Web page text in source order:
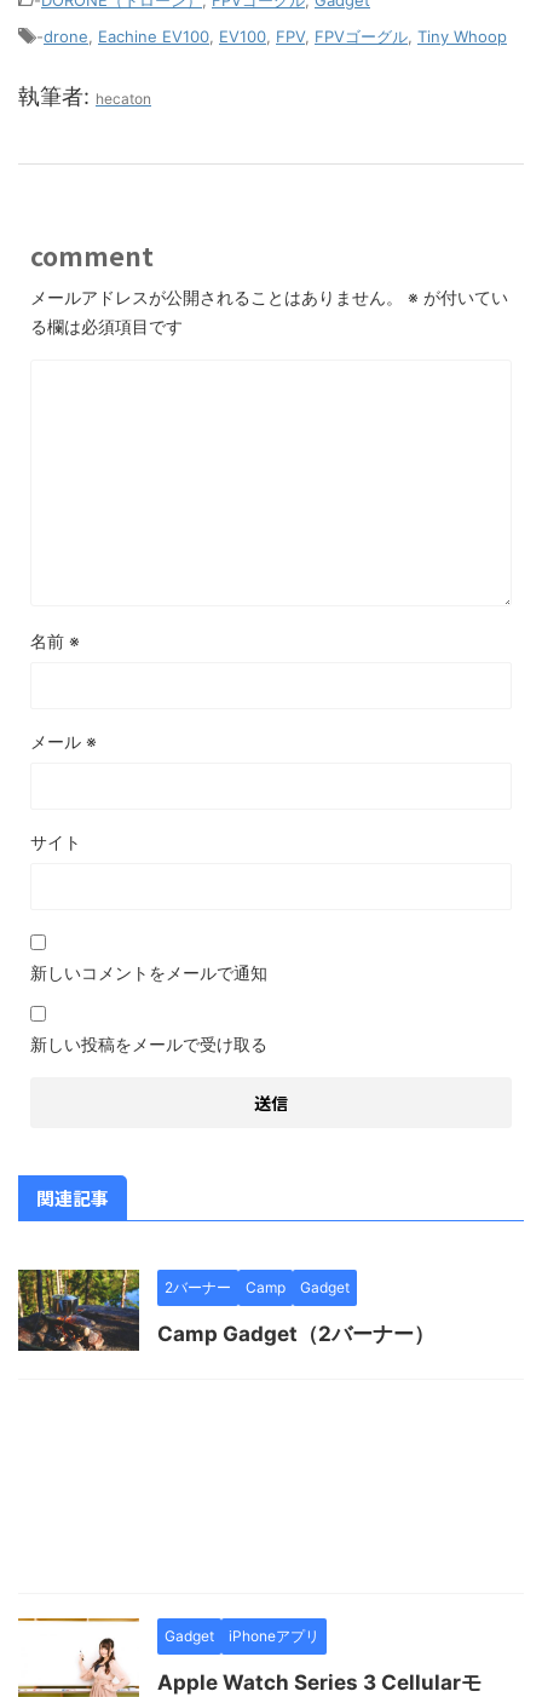
-drone, Eachine EV100, EV100, FPV, FPVゴーグル, Tiny Whoop
執筆者: hecaton
comment
メールアドレスが公開されることはありません。 ※ が付いてい
る欄は必須項目です
名前 ※
メール ※
サイト
新しいコメントをメールで通知
新しい投稿をメールで受け取る
関連記事
2バーナー Camp Gadget
Camp Gadget（2バーナー）
Gadget iPhoneアプリ
Apple Watch Series 3 Cellularモ